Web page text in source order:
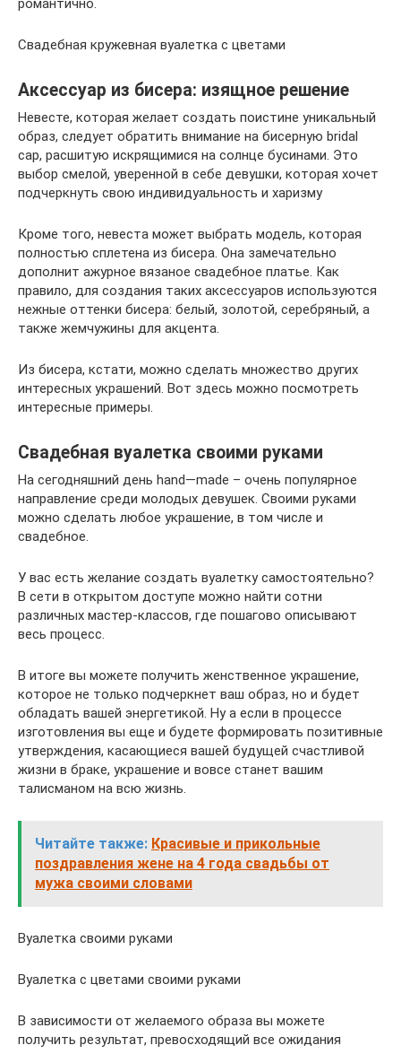
Свадебная кружевная вуалетка с цветами
Аксессуар из бисера: изящное решение
Невесте, которая желает создать поистине уникальный
образ, следует обратить внимание на бисерную bridal
cap, расшитую искрящимися на солнце бусинами. Это
выбор смелой, уверенной в себе девушки, которая хочет
подчеркнуть свою индивидуальность и харизму
Кроме того, невеста может выбрать модель, которая
полностью сплетена из бисера. Она замечательно
дополнит ажурное вязаное свадебное платье. Как
правило, для создания таких аксессуаров используются
нежные оттенки бисера: белый, золотой, серебряный, а
также жемчужины для акцента.
Из бисера, кстати, можно сделать множество других
интересных украшений. Вот здесь можно посмотреть
интересные примеры.
Свадебная вуалетка своими руками
На сегодняшний день hand—made – очень популярное
направление среди молодых девушек. Своими руками
можно сделать любое украшение, в том числе и
свадебное.
У вас есть желание создать вуалетку самостоятельно?
В сети в открытом доступе можно найти сотни
различных мастер-классов, где пошагово описывают
весь процесс.
В итоге вы можете получить женственное украшение,
которое не только подчеркнет ваш образ, но и будет
обладать вашей энергетикой. Ну а если в процессе
изготовления вы еще и будете формировать позитивные
утверждения, касающиеся вашей будущей счастливой
жизни в браке, украшение и вовсе станет вашим
талисманом на всю жизнь.
Читайте также: Красивые и прикольные
поздравления жене на 4 года свадьбы от
мужа своими словами
Вуалетка своими руками
Вуалетка с цветами своими руками
В зависимости от желаемого образа вы можете
получить результат, превосходящий все ожидания